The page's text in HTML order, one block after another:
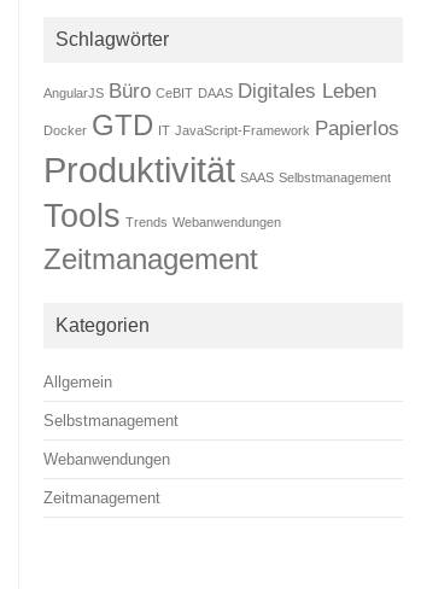
Schlagwörter
AngularJS Büro CeBIT DAAS Digitales Leben
Docker GTD IT JavaScript-Framework Papierlos
Produktivität SAAS Selbstmanagement
Tools Trends Webanwendungen
Zeitmanagement
Kategorien
Allgemein
Selbstmanagement
Webanwendungen
Zeitmanagement